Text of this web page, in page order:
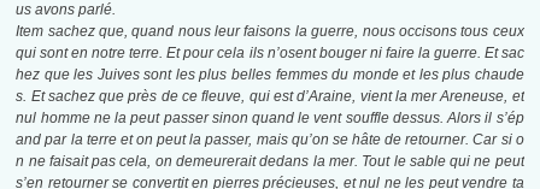
us avons parlé.
Item sachez que, quand nous leur faisons la guerre, nous occisons tous ceux
qui sont en notre terre. Et pour cela ils n’osent bouger ni faire la guerre. Et sac
hez que les Juives sont les plus belles femmes du monde et les plus chaude
s. Et sachez que près de ce fleuve, qui est d’Araine, vient la mer Areneuse, et
nul homme ne la peut passer sinon quand le vent souffle dessus. Alors il s’ép
and par la terre et on peut la passer, mais qu’on se hâte de retourner. Car si o
n ne faisait pas cela, on demeurerait dedans la mer. Tout le sable qui ne peut
s’en retourner se convertit en pierres précieuses, et nul ne les peut vendre ta